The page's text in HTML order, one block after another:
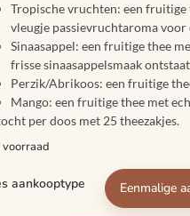
Tropische vruchten: een fruitige
vleugje passievruchtaroma
Sinaasappel: een fruitige thee
frisse sinaasappelsmaak
Perzik/Abrikoos: een fruitige
Mango: een fruitige thee met
per doos met 25 theezakjes.
voorraad
aankooptype Eenmalige